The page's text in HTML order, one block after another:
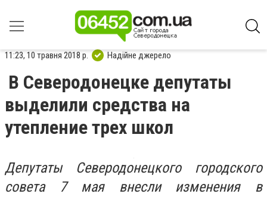
11:23, 10 травня 2018 р. Надійне джерело
В Северодонецке депутаты
выделили средства на
утепление трех школ
Депутаты Северодонецкого городского
совета 7 мая внесли изменения в